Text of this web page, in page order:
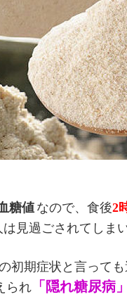
糖値 なので、食後2
見過ごされてしま
初期症状と言って
られ 「隠れ糖尿病」